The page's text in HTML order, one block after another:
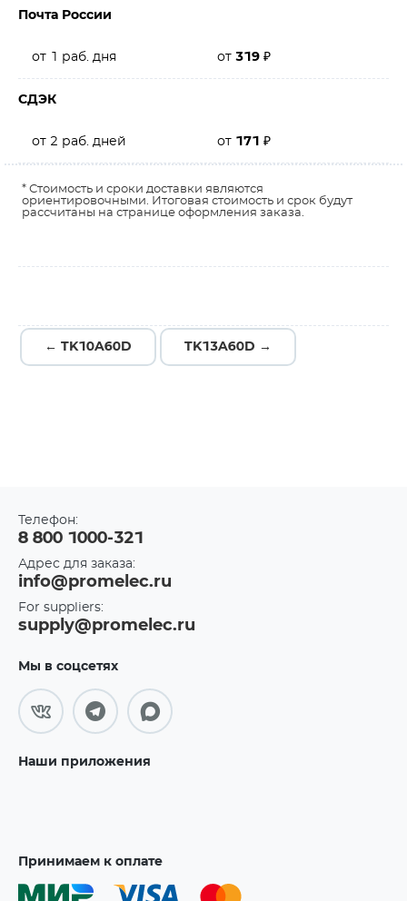
Почта России
от 1 раб. дня от 319 ₽
СДЭК
от 2 раб. дней от 171 ₽
* Стоимость и сроки доставки являются
ориентировочными. Итоговая стоимость и срок будут
рассчитаны на странице оформления заказа.
← TK10A60D TK13A60D →
Телефон:
8 800 1000-321
Адрес для заказа:
info@promelec.ru
For suppliers:
supply@promelec.ru
Мы в соцсетях
Наши приложения
Принимаем к оплате